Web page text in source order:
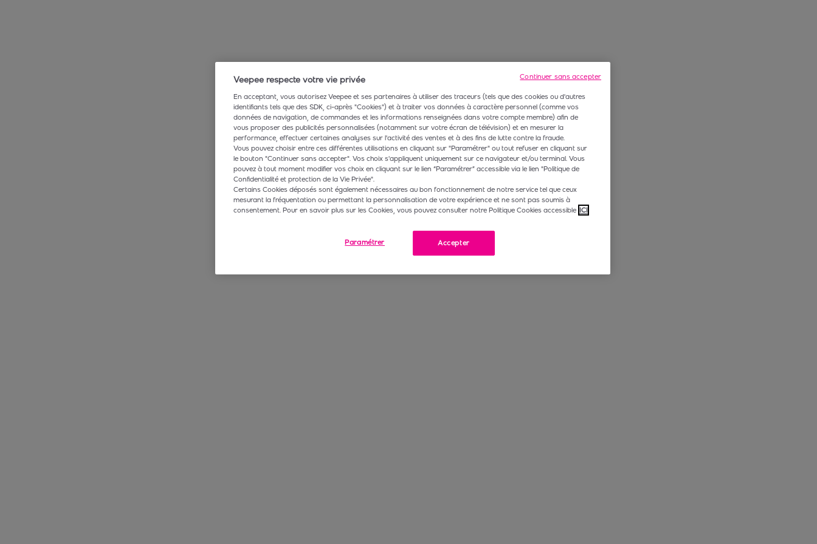
Veepee respecte votre vie privée
En acceptant, vous autorisez Veepee et ses partenaires à utiliser des traceurs (tels que des cookies ou d'autres
identifiants tels que des SDK, ci-après "Cookies") et à traiter vos données à caractère personnel (comme vos
données de navigation, de commandes et les informations renseignées dans votre compte membre) afin de
vous proposer des publicités personnalisées (notamment sur votre écran de télévision) et en mesurer la
performance, effectuer certaines analyses sur l'activité des ventes et à des fins de lutte contre la fraude.
Vous pouvez choisir entre ces différentes utilisations en cliquant sur "Paramétrer" ou tout refuser en cliquant sur
le bouton "Continuer sans accepter". Vos choix s'appliquent uniquement sur ce navigateur et/ou terminal. Vous
pouvez à tout moment modifier vos choix en cliquant sur le lien “Paramétrer” accessible via le lien "Politique de
Confidentialité et protection de la Vie Privée".
Certains Cookies déposés sont également nécessaires au bon fonctionnement de notre service tel que ceux
mesurant la fréquentation ou permettant la personnalisation de votre expérience et ne sont pas soumis à
consentement. Pour en savoir plus sur les Cookies, vous pouvez consulter notre Politique Cookies accessible ICI
Accepter
Paramétrer
Continuer sans accepter